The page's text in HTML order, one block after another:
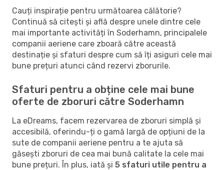
Cauți inspirație pentru următoarea călătorie?
Continuă să citești și află despre unele dintre cele
mai importante activități în Soderhamn, principalele
companii aeriene care zboară către această
destinație și sfaturi despre cum să îți asiguri cele mai
bune prețuri atunci când rezervi zborurile.
Sfaturi pentru a obține cele mai bune
oferte de zboruri către Soderhamn
La eDreams, facem rezervarea de zboruri simplă și
accesibilă, oferindu-ți o gamă largă de opțiuni de la
sute de companii aeriene pentru a te ajuta să
găsești zboruri de cea mai bună calitate la cele mai
bune prețuri. În plus, iată și 5 sfaturi utile pentru a